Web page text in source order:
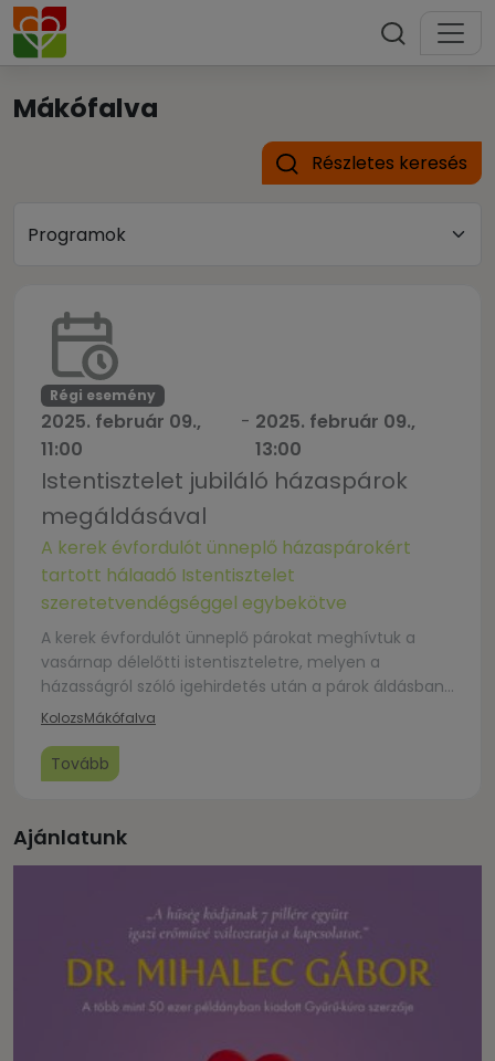
Mákófalva
Részletes keresés
Régi esemény
2025. február 09.,
11:00
- 2025. február 09.,
13:00
Istentisztelet jubiláló házaspárok
megáldásával
A kerek évfordulót ünneplő házaspárokért
tartott hálaadó Istentisztelet
szeretetvendégséggel egybekötve
A kerek évfordulót ünneplő párokat meghívtuk a
vasárnap délelőtti istentiszteletre, melyen a
házasságról szóló igehirdetés után a párok áldásban
részesülnek, emléklapot kapnak. Végül
KolozsMákófalva
Tovább
Ajánlatunk